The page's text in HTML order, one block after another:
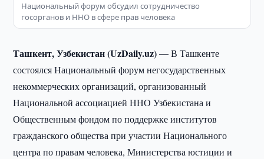
Национальный форум обсудил сотрудничество
госорганов и ННО в сфере прав человека
Ташкент, Узбекистан (UzDaily.uz) —В Ташкенте
состоялся Национальный форум негосударственных
некоммерческих организаций, организованный
Национальной ассоциацией ННО Узбекистана и
Общественным фондом по поддержке институтов
гражданского общества при участии Национального
центра по правам человека, Министерства юстиции и